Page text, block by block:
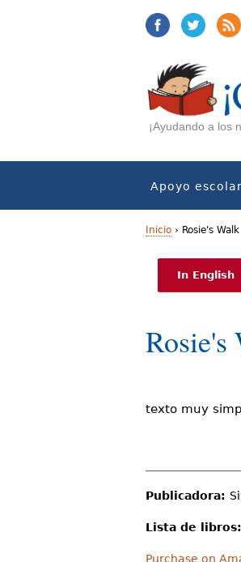
¡Ayudando a los
Apoyo escolar
U
t
e
e
t
á
a
q
Inicio › Rosie's Walk
In English
Rosie's
texto muy
Publicadora:
Lista de libros:
Purchase on